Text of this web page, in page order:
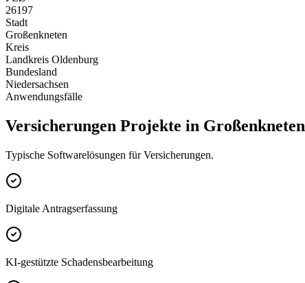
26197
Stadt
Großenkneten
Kreis
Landkreis Oldenburg
Bundesland
Niedersachsen
Anwendungsfälle
Versicherungen Projekte in Großenkneten
Typische Softwarelösungen für Versicherungen.
Digitale Antragserfassung
KI-gestützte Schadensbearbeitung